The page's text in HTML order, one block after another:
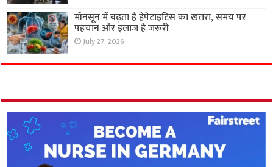
मॉनसून में बढ़ता है हेपेटाइटिस का खतरा, समय पर
पहचान और इलाज है जरूरी
July 27, 2026